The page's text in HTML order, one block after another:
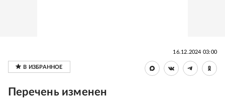
16.12.2024 03:00
Перечень изменен